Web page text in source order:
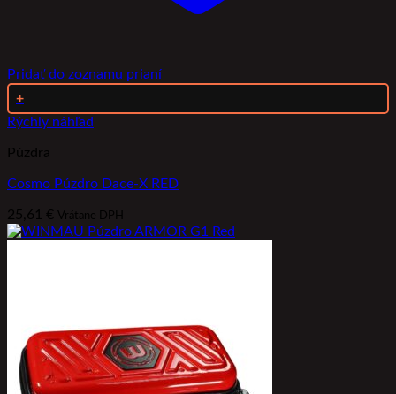
Pridať do zoznamu prianí
+
Rýchly náhľad
Púzdra
Cosmo Púzdro Dace-X RED
25,61 € Vrátane DPH